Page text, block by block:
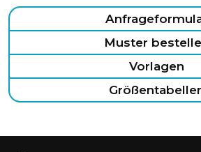
Muster
Vorlagen